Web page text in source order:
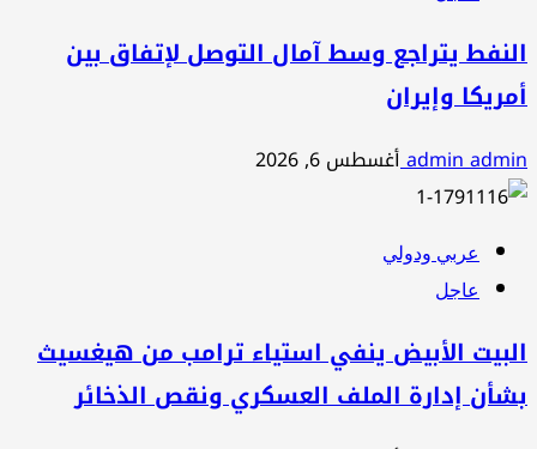
النفط يتراجع وسط آمال التوصل لإتفاق بين
أمريكا وإيران
admin adminأغسطس 6, 2026
عربي ودولي
عاجل
البيت الأبيض ينفي استياء ترامب من هيغسيث
بشأن إدارة الملف العسكري ونقص الذخائر